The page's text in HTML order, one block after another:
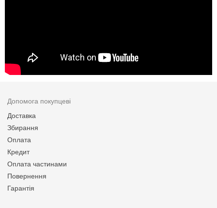
Допомога покупцеві
Доставка
Збирання
Оплата
Кредит
Оплата частинами
Повернення
Гарантія